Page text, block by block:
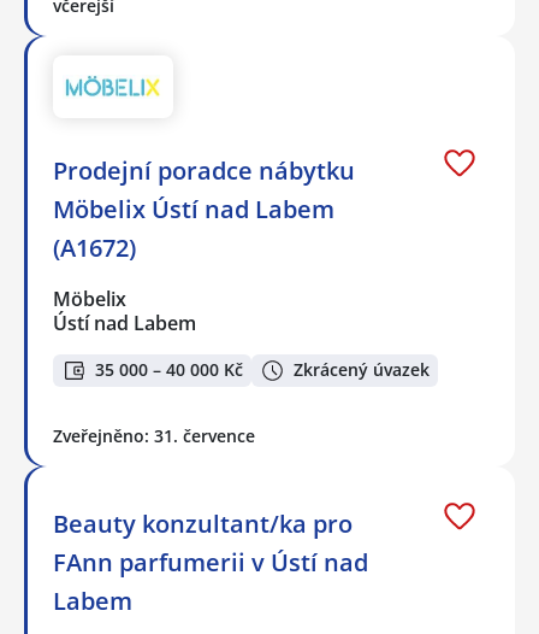
včerejší
Prodejní poradce nábytku
Möbelix Ústí nad Labem
(A1672)
Möbelix
Ústí nad Labem
35 000 – 40 000 Kč Zkrácený úvazek
Zveřejněno: 31. července
Beauty konzultant/ka pro
FAnn parfumerii v Ústí nad
Labem